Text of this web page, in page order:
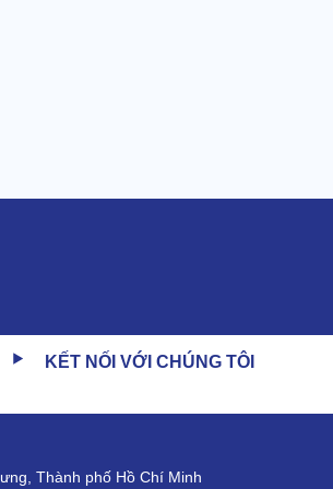
KẾT NỐI VỚI CHÚNG TÔI
Thành phố Hồ Chí Minh